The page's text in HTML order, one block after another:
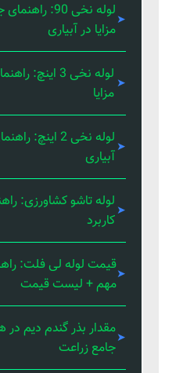
لوله نخی 90:
مزایا در آبیاری
لوله نخی 3
مزایا
لوله نخی 2
آبیاری
لوله تاشو کشاورزی:
کاربرد
قیمت لوله لی فلت:
مهم + لیست قیمت
مقدار بذر گندم دیم در
جامع زراعت